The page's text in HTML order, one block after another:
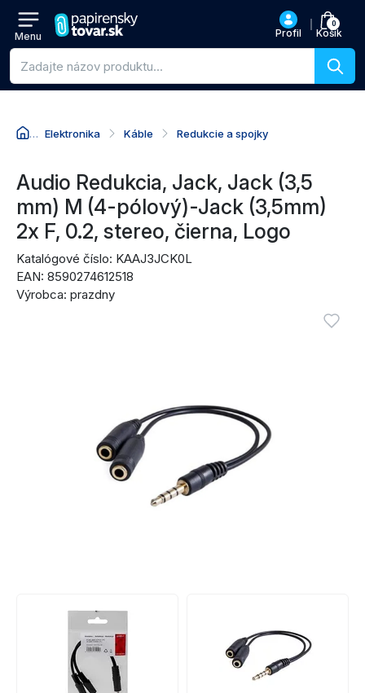
Menu Profil
0
Košík
Vyhľadávanie produktov
Elektronika Káble Redukcie a spojky
Prejsť na názov produktu
Prejsť na cenu
Prejsť na nákupné akcie
Prejsť na recenzie
Audio Redukcia, Jack, Jack (3,5
mm) M (4-pólový)-Jack (3,5mm)
2x F, 0.2, stereo, čierna, Logo
Katalógové číslo: KAAJ3JCK0L
EAN: 8590274612518
Výrobca: prazdny